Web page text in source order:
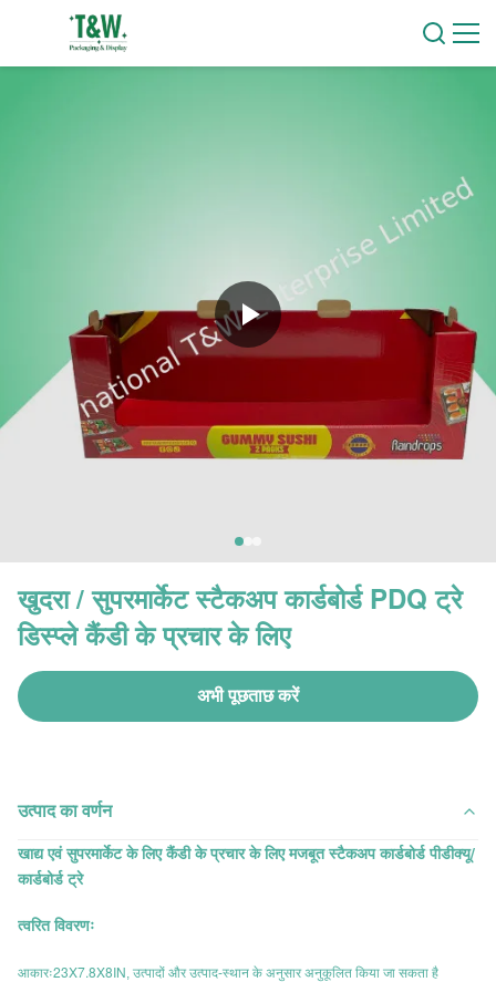
खुदरा / सुपरमार्केट स्टैकअप कार्डबोर्ड PDQ ट्रे
डिस्प्ले कैंडी के प्रचार के लिए
अभी पूछताछ करें
उत्पाद का वर्णन
खाद्य एवं सुपरमार्केट के लिए कैंडी के प्रचार के लिए मजबूत स्टैकअप कार्डबोर्ड पीडीक्यू/
कार्डबोर्ड ट्रे
त्वरित विवरणः
आकारः23X7.8X8IN, उत्पादों और उत्पाद-स्थान के अनुसार अनुकूलित किया जा सकता है